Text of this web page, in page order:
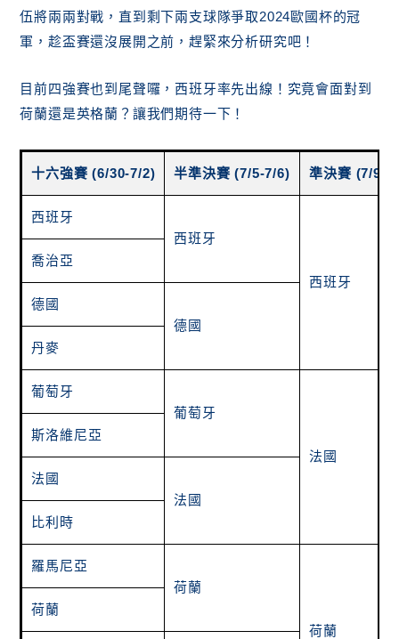
伍將兩兩對戰，直到剩下兩支球隊爭取2024歐國杯的冠
軍，趁盃賽還沒展開之前，趕緊來分析研究吧！
目前四強賽也到尾聲囉，西班牙率先出線！究竟會面對到
荷蘭還是英格蘭？讓我們期待一下！
十六強賽 (6/30-7/2) 半準決賽 (7/5-7/6) 準決賽 (7/9-
西班牙
西班牙
西班牙
喬治亞
德國
德國
丹麥
葡萄牙
葡萄牙
法國
斯洛維尼亞
法國
法國
比利時
羅馬尼亞
荷蘭
荷蘭
荷蘭